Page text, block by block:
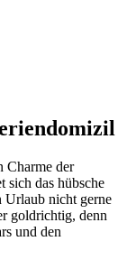
Charme der
sich das hübsche
Urlaub nicht gerne
goldrichtig, denn
und den